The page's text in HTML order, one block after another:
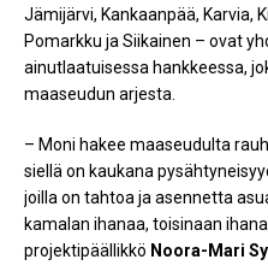
Jämijärvi, Kankaanpää, Karvia,
Pomarkku ja Siikainen – ovat
ainutlaatuisessa hankkeessa,
maaseudun arjesta.
– Moni hakee maaseudulta
siellä on kaukana
joilla on tahtoa ja asennetta
kamalan ihanaa, toisinaan
projektipäällikkö Noora-Mari